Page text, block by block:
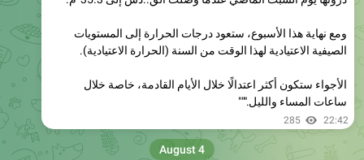
الأجواء ستكون أكثر اعتدالًا خلال الأيام القادمة، خاصة خلال
285 22:42
مأوى غزة